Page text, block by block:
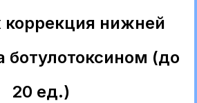
коррекция нижней
ботулотоксином (до
20 ед.)